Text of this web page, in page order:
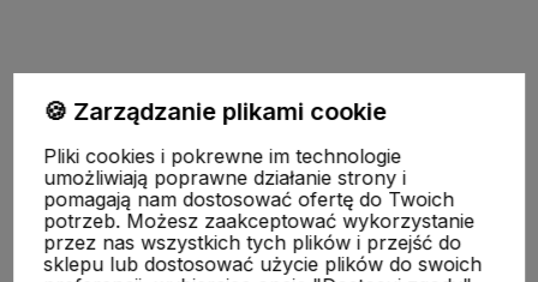
Pomoc
Moje konto
Płatności i dostawa
🍪 Zarządzanie plikami cookie
Pliki cookies i pokrewne im technologie
umożliwiają poprawne działanie strony i
pomagają nam dostosować ofertę do Twoich
potrzeb. Możesz zaakceptować wykorzystanie
przez nas wszystkich tych plików i przejść do
sklepu lub dostosować użycie plików do swoich